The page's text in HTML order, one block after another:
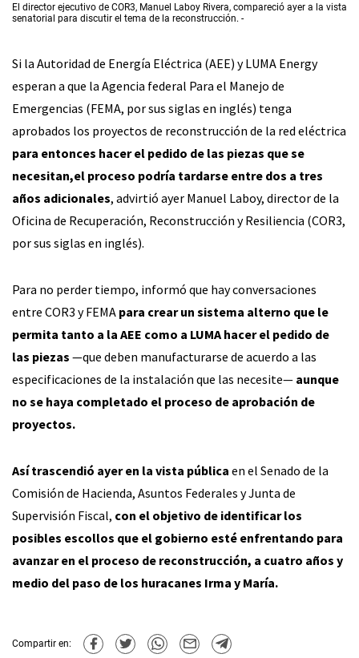
El director ejecutivo de COR3, Manuel Laboy Rivera, compareció ayer a la vista
senatorial para discutir el tema de la reconstrucción.
Si la Autoridad de Energía Eléctrica (AEE) y LUMA Energy
esperan a que la Agencia federal Para el Manejo de
Emergencias (FEMA, por sus siglas en inglés) tenga
aprobados los proyectos de reconstrucción de la red eléctrica
para entonces hacer el pedido de las piezas que se
necesitan,el proceso podría tardarse entre dos a tres
años adicionales, advirtió ayer Manuel Laboy, director de la
Oficina de Recuperación, Reconstrucción y Resiliencia (COR3,
por sus siglas en inglés).
Para no perder tiempo, informó que hay conversaciones
entre COR3 y FEMA para crear un sistema alterno que le
permita tanto a la AEE como a LUMA hacer el pedido de
las piezas —que deben manufacturarse de acuerdo a las
especificaciones de la instalación que las necesite— aunque
no se haya completado el proceso de aprobación de
proyectos.
Así trascendió ayer en la vista pública en el Senado de la
Comisión de Hacienda, Asuntos Federales y Junta de
Supervisión Fiscal, con el objetivo de identificar los
posibles escollos que el gobierno esté enfrentando para
avanzar en el proceso de reconstrucción, a cuatro años y
medio del paso de los huracanes Irma y María.
Compartir en: